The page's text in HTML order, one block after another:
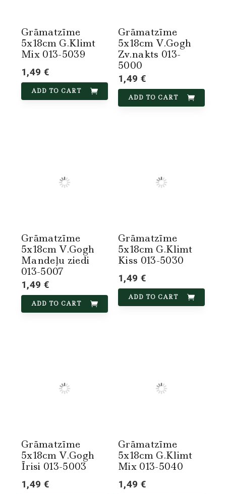
Grāmatzīme
5x18cm G.Klimt
Mix 013-5039
1,49 €
ADD TO CART
Grāmatzīme
5x18cm V.Gogh
Zv.nakts 013-
5000
1,49 €
ADD TO CART
Grāmatzīme
5x18cm V.Gogh
Mandeļu ziedi
013-5007
1,49 €
ADD TO CART
Grāmatzīme
5x18cm G.Klimt
Kiss 013-5030
1,49 €
ADD TO CART
Grāmatzīme
5x18cm V.Gogh
Īrisi 013-5003
1,49 €
Grāmatzīme
5x18cm G.Klimt
Mix 013-5040
1,49 €